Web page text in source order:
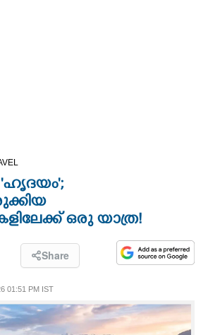
'ഹൃദയം';
ഒരു യാത്ര!
Share
01:51 PM IST